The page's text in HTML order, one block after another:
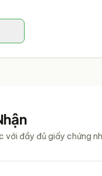
với đầy đủ giấy chứng